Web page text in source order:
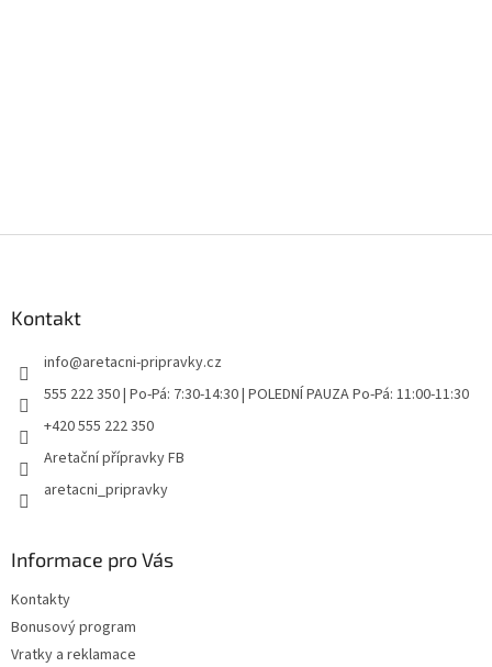
Kontakt
info@aretacni-pripravky.cz
555 222 350 | Po-Pá: 7:30-14:30 | POLEDNÍ PAUZA Po-Pá: 11:00-11:30
+420 555 222 350
Aretační přípravky FB
aretacni_pripravky
Informace pro Vás
Kontakty
Bonusový program
Vratky a reklamace